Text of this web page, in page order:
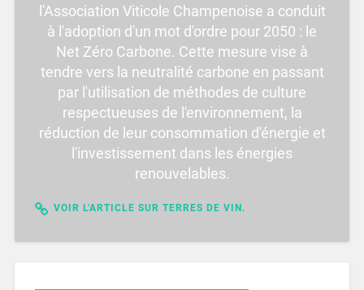
l'Association Viticole Champenoise a conduit
à l'adoption d'un mot d'ordre pour 2050 : le
Net Zéro Carbone. Cette mesure vise à
tendre vers la neutralité carbone en passant
par l'utilisation de méthodes de culture
respectueuses de l'environnement, la
réduction de leur consommation d'énergie et
l'investissement dans les énergies
renouvelables.
VOIR L'ARTICLE SUR TERRES DE VIN.